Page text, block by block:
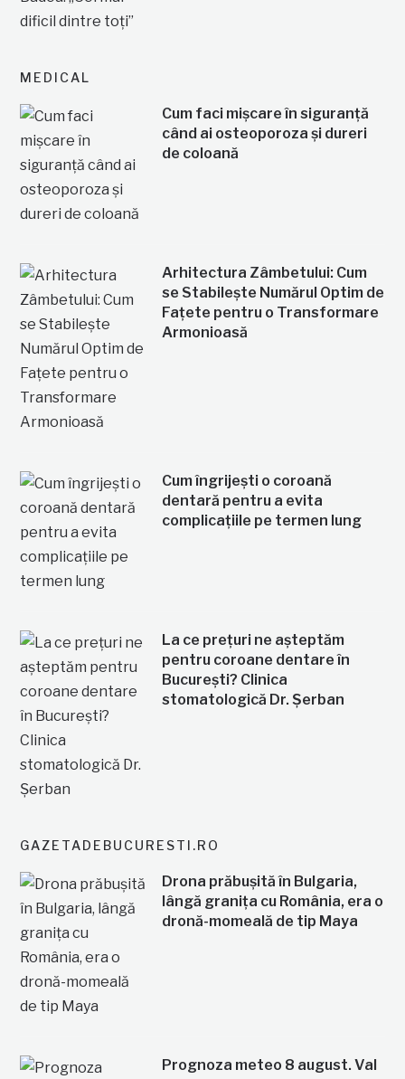
MEDICAL
Cum faci mișcare în siguranță
când ai osteoporoza și dureri
de coloană
Arhitectura Zâmbetului: Cum
se Stabilește Numărul Optim de
Fațete pentru o Transformare
Armonioasă
Cum îngrijești o coroană
dentară pentru a evita
complicațiile pe termen lung
La ce prețuri ne așteptăm
pentru coroane dentare în
București? Clinica
stomatologică Dr. Șerban
GAZETADEBUCURESTI.RO
Drona prăbușită în Bulgaria,
lângă granița cu România, era o
dronă-momeală de tip Maya
Prognoza meteo 8 august. Val